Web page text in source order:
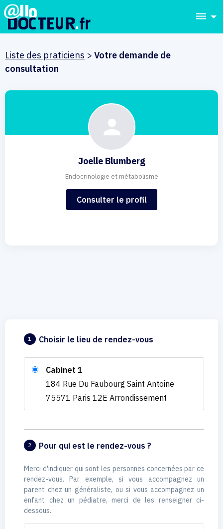
dehaze
Liste des praticiens > Votre demande de
consultation
Joelle Blumberg
Endocrinologie et métabolisme
Consulter le profil
1 Choisir le lieu de rendez-vous
Cabinet 1
184 Rue Du Faubourg Saint Antoine
75571 Paris 12E Arrondissement
2 Pour qui est le rendez-vous ?
Merci d'indiquer qui sont les personnes concernées par ce
rendez-vous. Par exemple, si vous accompagnez un
parent chez un généraliste, ou si vous accompagnez un
enfant chez un pédiatre, merci de les renseigner ci-
dessous.